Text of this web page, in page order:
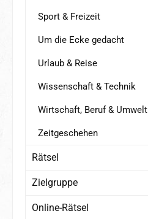
Sport & Freizeit
Um die Ecke gedacht
Urlaub & Reise
Wissenschaft & Technik
Wirtschaft, Beruf & Umwelt
Zeitgeschehen
Rätsel
Zielgruppe
Online-Rätsel